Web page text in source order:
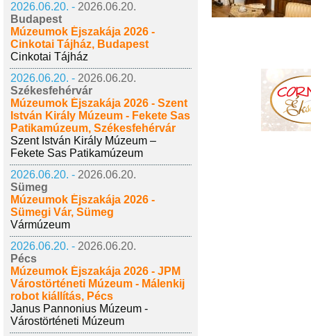
2026.06.20. - 2026.06.20.
Budapest
Múzeumok Éjszakája 2026 -
Cinkotai Tájház, Budapest
Cinkotai Tájház
2026.06.20. - 2026.06.20.
Székesfehérvár
Múzeumok Éjszakája 2026 - Szent
István Király Múzeum - Fekete Sas
Patikamúzeum, Székesfehérvár
Szent István Király Múzeum –
Fekete Sas Patikamúzeum
2026.06.20. - 2026.06.20.
Sümeg
Múzeumok Éjszakája 2026 -
Sümegi Vár, Sümeg
Vármúzeum
2026.06.20. - 2026.06.20.
Pécs
Múzeumok Éjszakája 2026 - JPM
Várostörténeti Múzeum - Málenkij
robot kiállítás, Pécs
Janus Pannonius Múzeum -
Várostörténeti Múzeum